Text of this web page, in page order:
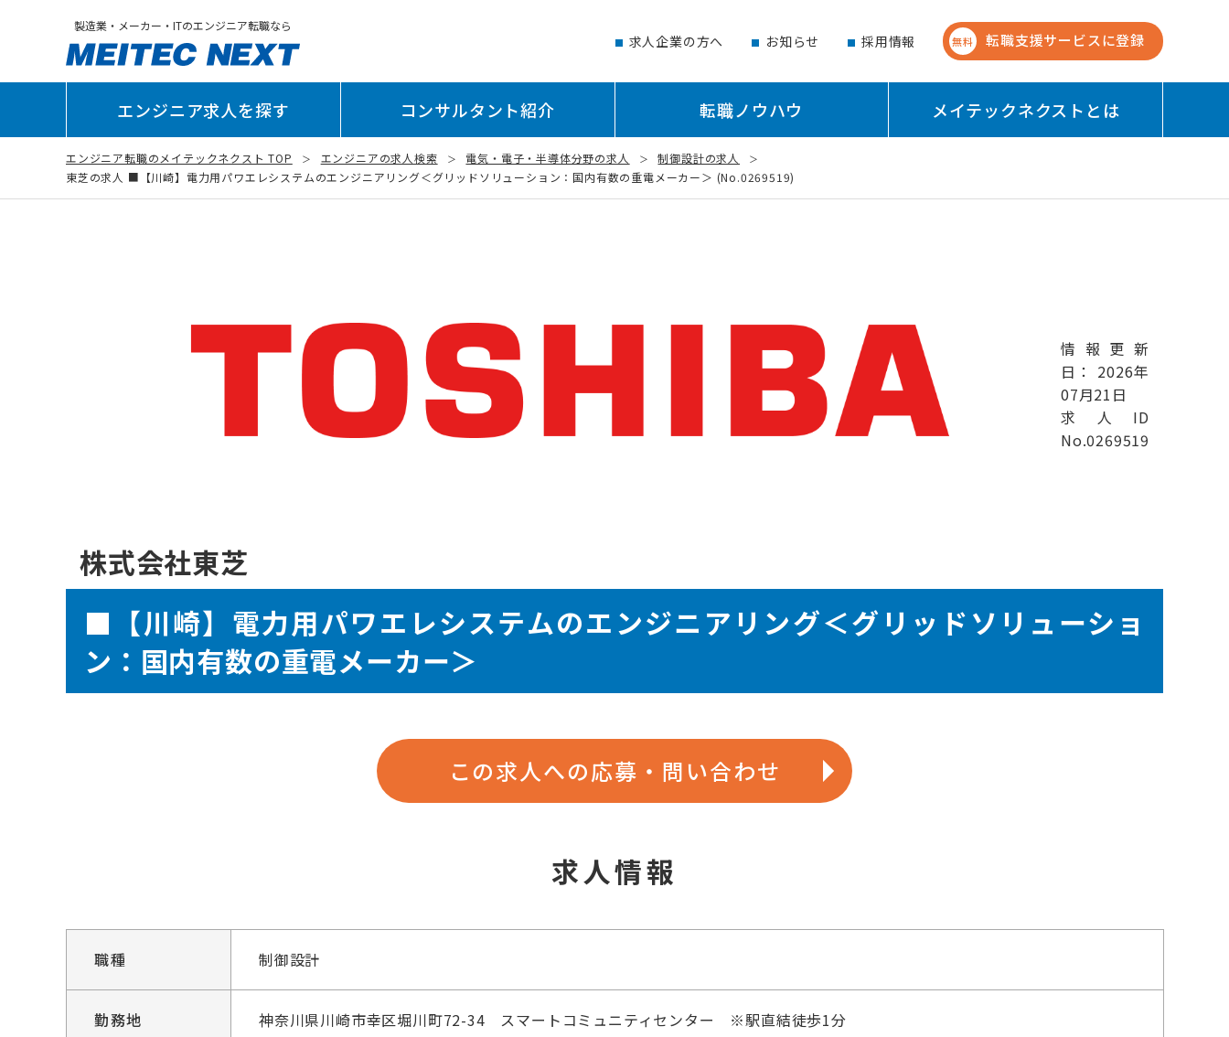
製造業・メーカー・ITのエンジニア転職なら
求人企業の方へ お知らせ 採用情報 無料 転職支援サービスに登録
エンジニア求人を探す コンサルタント紹介 転職ノウハウ メイテックネクストとは
エンジニア転職のメイテックネクスト TOP エンジニアの求人検索 電気・電子・半導体分野の求人
制御設計の求人
東芝の求人 ■【川崎】電力用パワエレシステムのエンジニアリング＜グリッドソリューション：国内有数の重電メーカー＞ (No.0269519)
株式会社東芝
情報更新
日： 2026年
07月21日
求人ID
No.0269519
■【川崎】電力用パワエレシステムのエンジニアリング＜グリッドソリューショ
ン：国内有数の重電メーカー＞
この求人への応募・問い合わせ
求人情報
職種 制御設計
勤務地 神奈川県川崎市幸区堀川町72-34 スマートコミュニティセンター ※駅直結徒歩1分